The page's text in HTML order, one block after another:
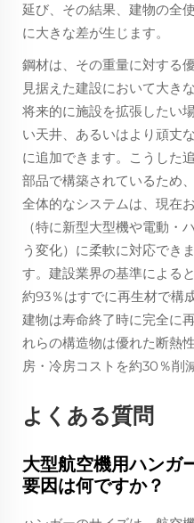
延び、その結果、建物の全
に大きな差が生じます。
鋼材は、その重量に対する
見据えた建設において大き
将来的に施設を拡張したい
い天井、あるいはより頑丈
に追加できます。こうした
部品で構築されているため
全体的なシステムは、現在
（特に新型大型機や電動・
う変化）に柔軟に対応でき
す。建設業界の基準による
約93％はすでに再生材で構
建物は寿命終了時に完全に
れらの構造物は優れた断熱
房・冷房コストを約30％削
よくある質問
大型航空機用ハンガ
要因は何ですか？